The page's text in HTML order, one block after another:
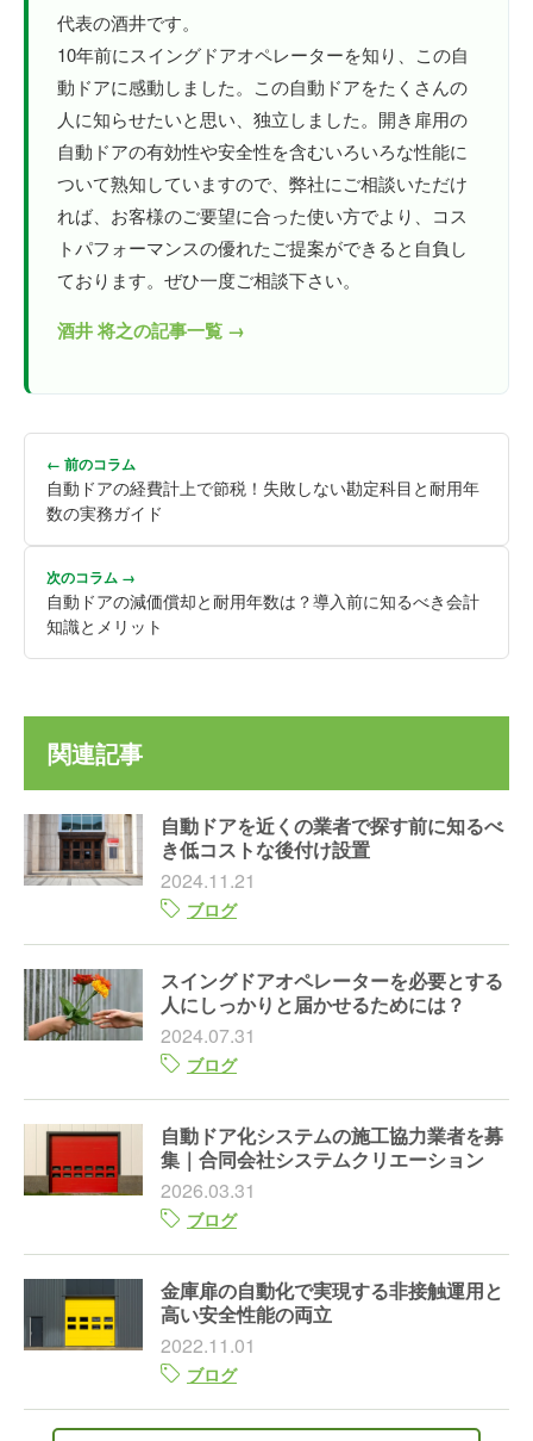
代表の酒井です。
10年前にスイングドアオペレーターを知り、この自
動ドアに感動しました。この自動ドアをたくさんの
人に知らせたいと思い、独立しました。開き扉用の
自動ドアの有効性や安全性を含むいろいろな性能に
ついて熟知していますので、弊社にご相談いただけ
れば、お客様のご要望に合った使い方でより、コス
トパフォーマンスの優れたご提案ができると自負し
ております。ぜひ一度ご相談下さい。
酒井 将之の記事一覧 →
← 前のコラム
自動ドアの経費計上で節税！失敗しない勘定科目と耐用年
数の実務ガイド
次のコラム →
自動ドアの減価償却と耐用年数は？導入前に知るべき会計
知識とメリット
関連記事
自動ドアを近くの業者で探す前に知るべ
き低コストな後付け設置
2024.11.21
ブログ
スイングドアオペレーターを必要とする
人にしっかりと届かせるためには？
2024.07.31
ブログ
自動ドア化システムの施工協力業者を募
集｜合同会社システムクリエーション
2026.03.31
ブログ
金庫扉の自動化で実現する非接触運用と
高い安全性能の両立
2022.11.01
ブログ